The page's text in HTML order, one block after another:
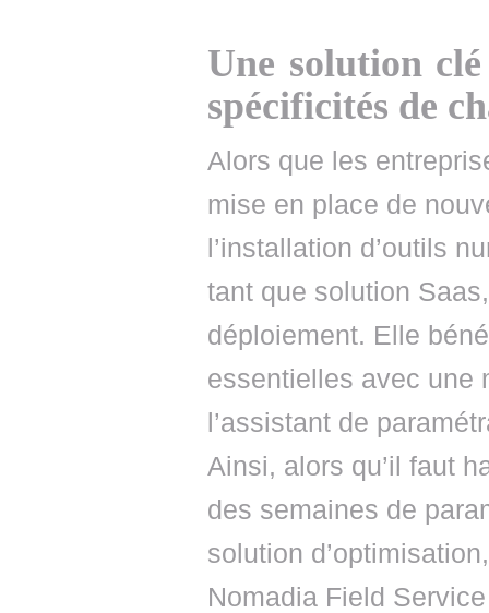
Une solution
spécificités de
Alors que les
mise en place de
l’installation d’outils
tant que solution
déploiement. Elle
essentielles avec une
l’assistant de
Ainsi, alors qu’il faut
des semaines de
solution
Nomadia Field